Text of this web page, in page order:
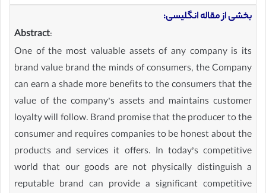
بخشی از مقاله انگلیسی:
Abstract:
One of the most valuable assets of any company is its
brand value brand the minds of consumers, the Company
can earn a shade more benefits to the consumers that the
value of the company’s assets and maintains customer
loyalty will follow. Brand promise that the producer to the
consumer and requires companies to be honest about the
products and services it offers. In today’s competitive
world that our goods are not physically distinguish a
reputable brand can provide a significant competitive